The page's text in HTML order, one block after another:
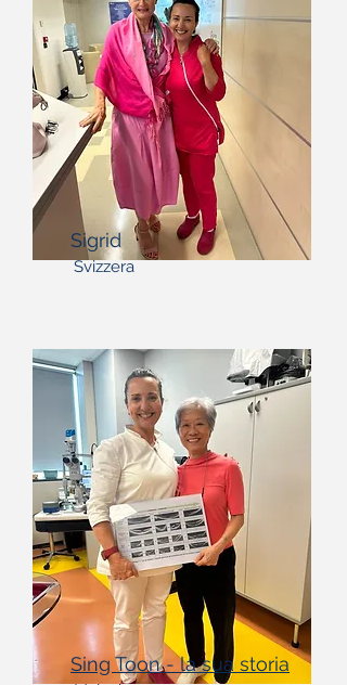
Sigrid
Svizzera
Sing Toon - la sua storia